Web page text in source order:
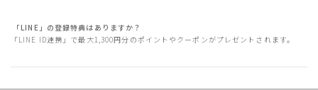
「LINE」の登録特典はありますか？
「LINE ID連携」で最大1,300円分のポイントやクーポンがプレゼントされます。